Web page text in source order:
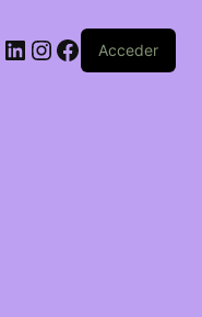
LinkedIn
Instagram
Facebook
Acceder